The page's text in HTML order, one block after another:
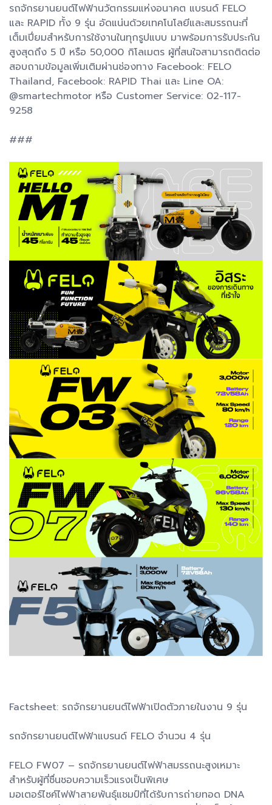
รถจักรยานยนต์ไฟฟ้านวัตกรรมแห่งอนาคต แบรนด์ FELO
และ RAPID ทั้ง 9 รุ่น อัดแน่นด้วยเทคโนโลยีและสมรรถนะที่
เต็มเปี่ยมสำหรับการใช้งานในทุกรูปแบบ มาพร้อมการรับประกัน
สูงสุดถึง 5 ปี หรือ 50,000 กิโลเมตร ผู้ที่สนใจสามารถติดต่อ
สอบถามข้อมูลเพิ่มเติมผ่านช่องทาง Facebook: FELO
Thailand, Facebook: RAPID Thai และ Line OA:
@smartechmotor หรือ Customer Service: 02-117-
9258
###
Factsheet: รถจักรยานยนต์ไฟฟ้าเปิดตัวภายในงาน 9 รุ่น
รถจักรยานยนต์ไฟฟ้าแบรนด์ FELO จำนวน 4 รุ่น
FELO FW07 – รถจักรยานยนต์ไฟฟ้าสมรรถนะสูงเหมาะ
สำหรับผู้ที่ชื่นชอบความเร็วแรงเป็นพิเศษ
มอเตอร์ไซค์ไฟฟ้าสายพันธุ์แชมป์ที่ได้รับการถ่ายทอด DNA